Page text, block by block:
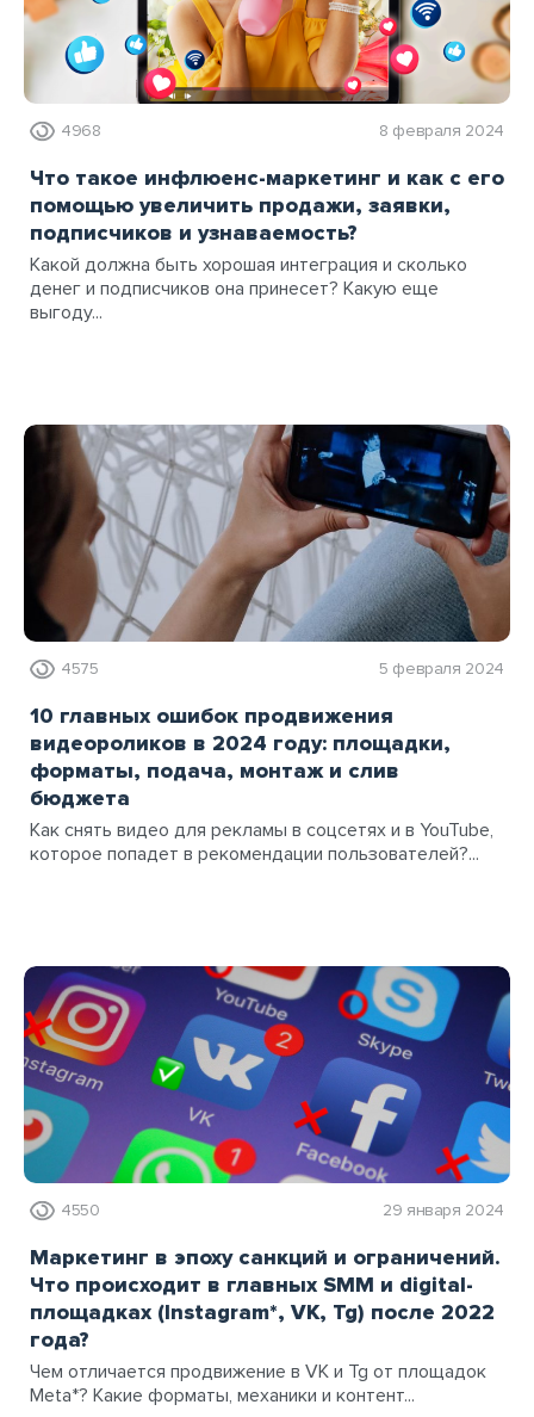
4968 8 февраля 2024
Что такое инфлюенс-маркетинг и как с его
помощью увеличить продажи, заявки,
подписчиков и узнаваемость?
Какой должна быть хорошая интеграция и сколько
денег и подписчиков она принесет? Какую еще
выгоду...
4575 5 февраля 2024
10 главных ошибок продвижения
видеороликов в 2024 году: площадки,
форматы, подача, монтаж и слив
бюджета
Как снять видео для рекламы в соцсетях и в YouTube,
которое попадет в рекомендации пользователей?...
4550 29 января 2024
Маркетинг в эпоху санкций и ограничений.
Что происходит в главных SMM и digital-
площадках (Instagram*, VK, Tg) после 2022
года?
Чем отличается продвижение в VK и Tg от площадок
Meta*? Какие форматы, механики и контент...